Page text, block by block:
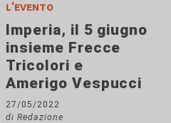
l'evento
Imperia, il 5 giugno
insieme Frecce
Tricolori e
Amerigo Vespucci
27/05/2022
di Redazione